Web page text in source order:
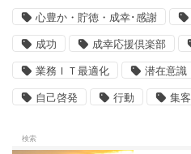
心豊か・貯徳・成幸･感謝
成功 成幸応援倶楽部
業務ＩＴ最適化 潜在意識
自己啓発 行動 集客